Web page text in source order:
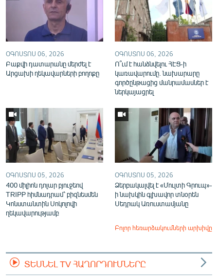
ՕԳՈՍՏՈՍ 06, 2026
Բաքվի դատարանը մերժել է
Արցախի ղեկավարների բողոքը
ՕԳՈՍՏՈՍ 06, 2026
Ո՞ւմ է հանձնվելու ՀԷՑ-ի
կառավարումը. նախարարը
գործընթացից մանրամասներ է
ներկայացրել
ՕԳՈՍՏՈՍ 05, 2026
400 միլիոն դոլար բյուջեով
TRIPP հիմնադրամ՝ բիզնեսմեն
Կոնստանտին Սոկոլովի
ղեկավարությամբ
ՕԳՈՍՏՈՍ 05, 2026
Ձերբակալվել է «Մուլտի Գրուպ»-
ի նախկին գլխավոր տնօրեն
Սեդրակ Առուստամյանը
Բոլոր հեռարձակումների արխիվը
ՏԵՍՆԵԼ TV ՀԱՂՈՐԴՈՒՄՆԵՐԸ